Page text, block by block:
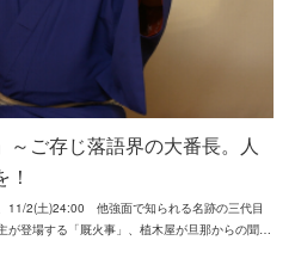
ご存じ落語界の大番長。人
11/2(土)24:00 他強面で知られる名跡の三代目
登場する「厩火事」、植木屋が旦那からの聞…